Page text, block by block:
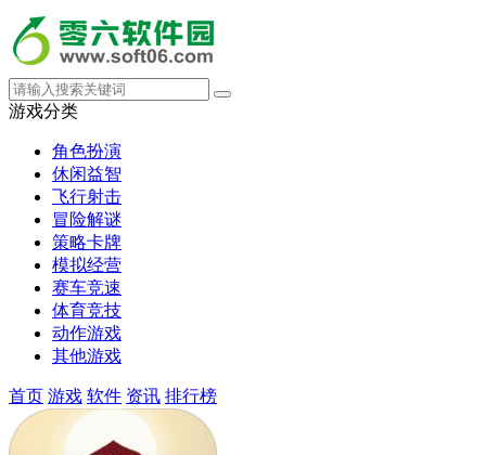
游戏分类
角色扮演
休闲益智
飞行射击
冒险解谜
策略卡牌
模拟经营
赛车竞速
体育竞技
动作游戏
其他游戏
首页 游戏 软件 资讯 排行榜